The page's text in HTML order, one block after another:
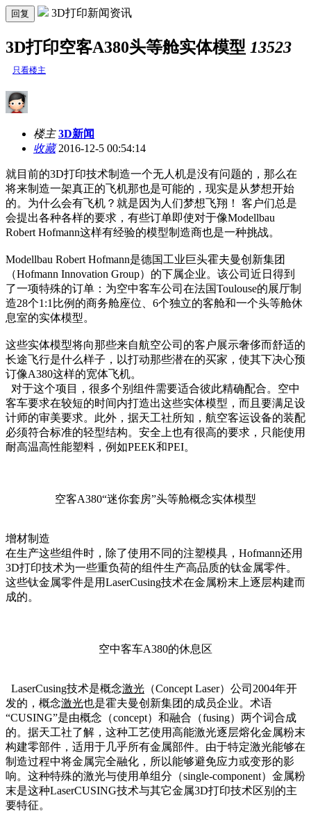
回复 3D打印新闻资讯
3D打印空客A380头等舱实体模型 13523
只看楼主
楼主 3D新闻
收藏2016-12-5 00:54:14
就目前的3D打印技术制造一个无人机是没有问题的，那么在
将来制造一架真正的飞机那也是可能的，现实是从梦想开始
的。为什么会有飞机？就是因为人们梦想飞翔！ 客户们总是
会提出各种各样的要求，有些订单即使对于像Modellbau
Robert Hofmann这样有经验的模型制造商也是一种挑战。
Modellbau Robert Hofmann是德国工业巨头霍夫曼创新集团
（Hofmann Innovation Group）的下属企业。该公司近日得到
了一项特殊的订单：为空中客车公司在法国Toulouse的展厅制
造28个1:1比例的商务舱座位、6个独立的客舱和一个头等舱休
息室的实体模型。
这些实体模型将向那些来自航空公司的客户展示奢侈而舒适的
长途飞行是什么样子，以打动那些潜在的买家，使其下决心预
订像A380这样的宽体飞机。
对于这个项目，很多个别组件需要适合彼此精确配合。空中
客车要求在较短的时间内打造出这些实体模型，而且要满足设
计师的审美要求。此外，据天工社所知，航空客运设备的装配
必须符合标准的轻型结构。安全上也有很高的要求，只能使用
耐高温高性能塑料，例如PEEK和PEI。
空客A380“迷你套房”头等舱概念实体模型
增材制造
在生产这些组件时，除了使用不同的注塑模具，Hofmann还用
3D打印技术为一些重负荷的组件生产高品质的钛金属零件。
这些钛金属零件是用LaserCusing技术在金属粉末上逐层构建而
成的。
空中客车A380的休息区
LaserCusing技术是概念激光 （Concept Laser）公司2004年开
发的，概念激光也是霍夫曼创新集团的成员企业。术语
“CUSING”是由概念（concept）和融合（fusing）两个词合成
的。据天工社了解，这种工艺使用高能激光逐层熔化金属粉末
构建零部件，适用于几乎所有金属部件。由于特定激光能够在
制造过程中将金属完全融化，所以能够避免应力或变形的影
响。这种特殊的激光与使用单组分（single-component）金属粉
末是这种LaserCUSING技术与其它金属3D打印技术区别的主
要特征。